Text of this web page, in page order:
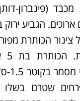
צינור הכותרת
שטרם בשלו